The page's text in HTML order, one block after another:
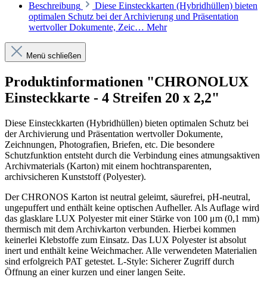
Beschreibung
Diese Einsteckkarten (Hybridhüllen) bieten
optimalen Schutz bei der Archivierung und Präsentation
wertvoller Dokumente, Zeic… Mehr
Menü schließen
Produktinformationen "CHRONOLUX
Einsteckkarte - 4 Streifen 20 x 2,2"
Diese Einsteckkarten (Hybridhüllen) bieten optimalen Schutz bei
der Archivierung und Präsentation wertvoller Dokumente,
Zeichnungen, Photografien, Briefen, etc. Die besondere
Schutzfunktion entsteht durch die Verbindung eines atmungsaktiven
Archivmaterials (Karton) mit einem hochtransparenten,
archivsicheren Kunststoff (Polyester).
Der CHRONOS Karton ist neutral geleimt, säurefrei, pH-neutral,
ungepuffert und enthält keine optischen Aufheller. Als Auflage wird
das glasklare LUX Polyester mit einer Stärke von 100 μm (0,1 mm)
thermisch mit dem Archivkarton verbunden. Hierbei kommen
keinerlei Klebstoffe zum Einsatz. Das LUX Polyester ist absolut
inert und enthält keine Weichmacher. Alle verwendeten Materialien
sind erfolgreich PAT getestet. L-Style: Sicherer Zugriff durch
Öffnung an einer kurzen und einer langen Seite.